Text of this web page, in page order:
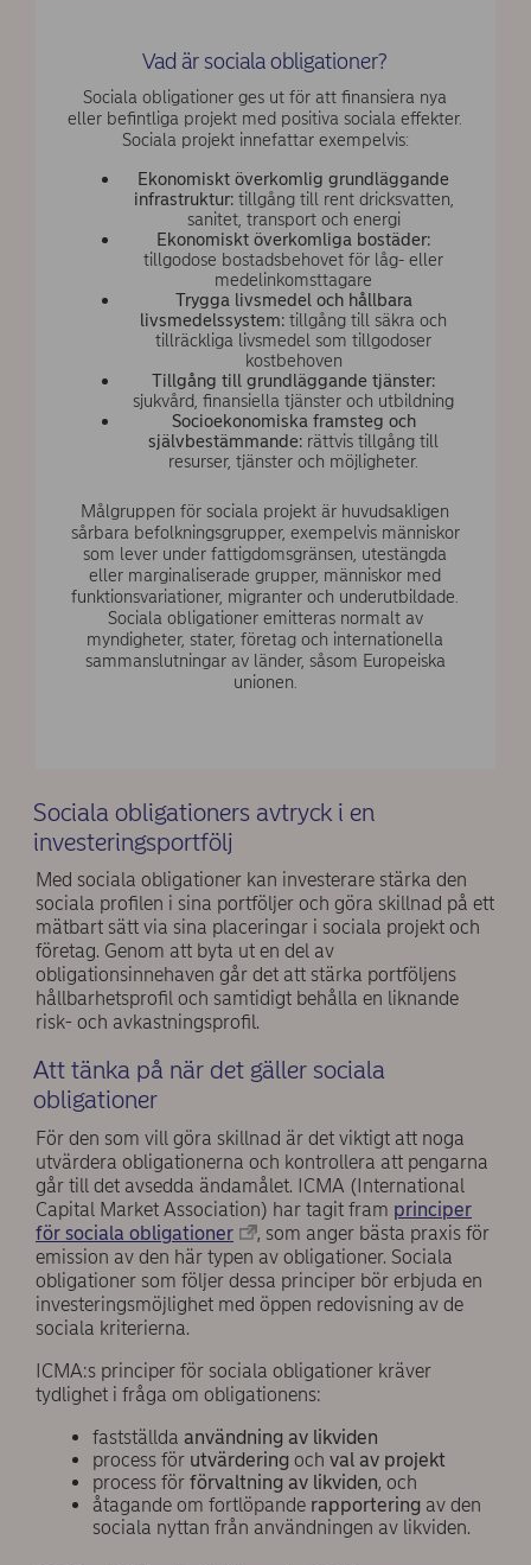
Vad är sociala obligationer?
Sociala obligationer ges ut för att finansiera nya
eller befintliga projekt med positiva sociala effekter.
Sociala projekt innefattar exempelvis:
Ekonomiskt överkomlig grundläggande
infrastruktur: tillgång till rent dricksvatten,
sanitet, transport och energi
Ekonomiskt överkomliga bostäder:
tillgodose bostadsbehovet för låg- eller
medelinkomsttagare
Trygga livsmedel och hållbara
livsmedelssystem: tillgång till säkra och
tillräckliga livsmedel som tillgodoser
kostbehoven
Tillgång till grundläggande tjänster:
sjukvård, finansiella tjänster och utbildning
Socioekonomiska framsteg och
självbestämmande: rättvis tillgång till
resurser, tjänster och möjligheter.
Målgruppen för sociala projekt är huvudsakligen
sårbara befolkningsgrupper, exempelvis människor
som lever under fattigdomsgränsen, utestängda
eller marginaliserade grupper, människor med
funktionsvariationer, migranter och underutbildade.
Sociala obligationer emitteras normalt av
myndigheter, stater, företag och internationella
sammanslutningar av länder, såsom Europeiska
unionen.
Sociala obligationers avtryck i en
investeringsportfölj
Med sociala obligationer kan investerare stärka den
sociala profilen i sina portföljer och göra skillnad på ett
mätbart sätt via sina placeringar i sociala projekt och
företag. Genom att byta ut en del av
obligationsinnehaven går det att stärka portföljens
hållbarhetsprofil och samtidigt behålla en liknande
risk- och avkastningsprofil.
Att tänka på när det gäller sociala
obligationer
För den som vill göra skillnad är det viktigt att noga
utvärdera obligationerna och kontrollera att pengarna
går till det avsedda ändamålet. ICMA (International
Capital Market Association) har tagit fram principer
för sociala obligationer
, som anger bästa praxis för
emission av den här typen av obligationer. Sociala
obligationer som följer dessa principer bör erbjuda en
investeringsmöjlighet med öppen redovisning av de
sociala kriterierna.
ICMA:s principer för sociala obligationer kräver
tydlighet i fråga om obligationens:
fastställda användning av likviden
process för utvärdering och val av projekt
process för förvaltning av likviden, och
åtagande om fortlöpande rapportering av den
sociala nyttan från användningen av likviden.